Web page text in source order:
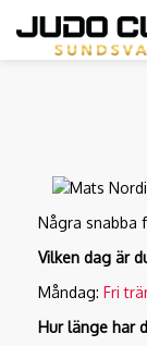
Några snabba
Vilken dag är
Måndag: Fri
Hur länge har